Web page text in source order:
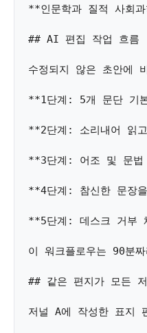
**인문학과 질적 사회
## AI 편집 작업 흐름
수정되지 않은 초안에
**1단계: 5개 문단 기
**2단계: 소리내어 읽
**3단계: 어조 및 문법
**4단계: 참신한 문장
**5단계: 데스크 거부
이 워크플로우는 90분
## 같은 편지가 모든
저널 A에 작성한 표지